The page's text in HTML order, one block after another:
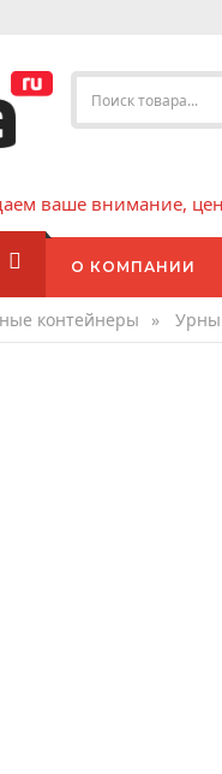
ваше внимание,
О КОМПАНИИ
контейнеры » Урны